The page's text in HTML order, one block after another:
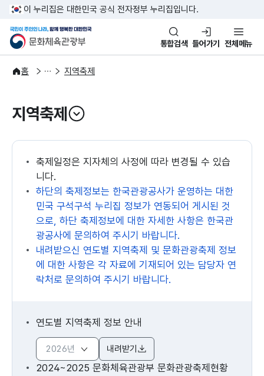
본문 바로가기
주메뉴 바로가기
이 누리집은 대한민국 공식 전자정부 누리집입니다.
문화체육관광부
국민이 주인인 나라, 함께 행복
통합검색 들어가기 전체메뉴
홈
문화광장 지역축제
지역축제
열기
축제일정은 지자체의 사정에 따라 변경될 수 있습
니다.
하단의 축제정보는 한국관광공사가 운영하는 대한
민국 구석구석 누리집 정보가 연동되어 게시된 것
으로, 하단 축제정보에 대한 자세한 사항은 한국관
광공사에 문의하여 주시기 바랍니다.
내려받으신 연도별 지역축제 및 문화관광축제 정보
에 대한 사항은 각 자료에 기재되어 있는 담당자 연
락처로 문의하여 주시기 바랍니다.
연도별 지역축제 정보 안내
내려받기
2024~2025 문화체육관광부 문화관광축제현황